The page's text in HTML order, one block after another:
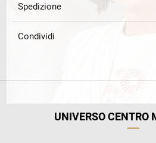
Spedizione
Condividi
UNIVERSO CENTRO